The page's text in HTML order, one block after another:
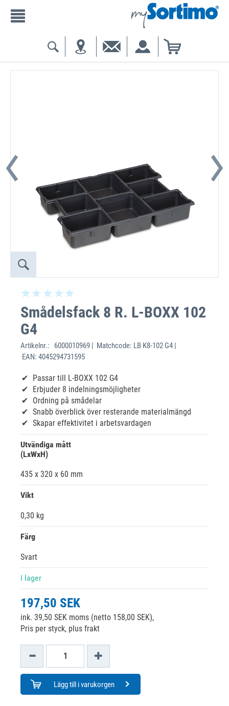
Smådelsfack 8 R. L-BOXX 102
G4
Artikelnr.:
6000010969 | Matchcode: LB K8-102 G4 |
EAN: 4045294731595
Passar till L-BOXX 102 G4
Erbjuder 8 indelningsmöjligheter
Ordning på smådelar
Snabb överblick över resterande materialmängd
Skapar effektivitet i arbetsvardagen
Utvändiga mått
(LxWxH)
435 x 320 x 60 mm
Vikt
0,30 kg
Färg
Svart
I lager
197,50 SEK
ink. 39,50 SEK moms (netto 158,00 SEK),
Pris per styck, plus frakt
Lägg till i varukorgen